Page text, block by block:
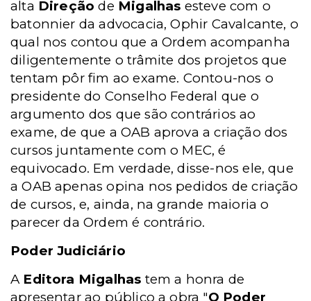
alta Direção de Migalhas esteve com o
batonnier da advocacia, Ophir Cavalcante, o
qual nos contou que a Ordem acompanha
diligentemente o trâmite dos projetos que
tentam pôr fim ao exame. Contou-nos o
presidente do Conselho Federal que o
argumento dos que são contrários ao
exame, de que a OAB aprova a criação dos
cursos juntamente com o MEC, é
equivocado. Em verdade, disse-nos ele, que
a OAB apenas opina nos pedidos de criação
de cursos, e, ainda, na grande maioria o
parecer da Ordem é contrário.
Poder Judiciário
A Editora Migalhas tem a honra de
apresentar ao público a obra "O Poder